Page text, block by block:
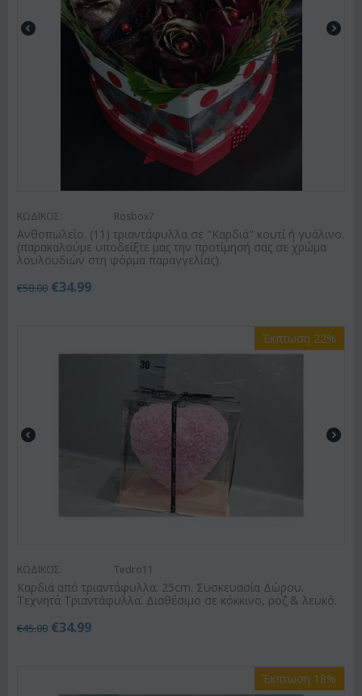
ΚΩΔΙΚΟΣ: Rosbox7
Ανθοπωλείο. (11) τριαντάφυλλα σε "Καρδιά" κουτί ή γυάλινο.
(παρακαλούμε υποδείξτε μας την προτίμησή σας σε χρώμα
λουλουδιών στη φόρμα παραγγελίας).
€50.00 €34.99
Έκπτωση 22%
ΚΩΔΙΚΟΣ: Tedro11
Καρδιά από τριαντάφυλλα. 25cm. Συσκευασία Δώρου.
Τεχνητά Τριαντάφυλλα. Διαθέσιμο σε κόκκινο, ροζ & λευκό.
€45.00 €34.99
Έκπτωση 18%